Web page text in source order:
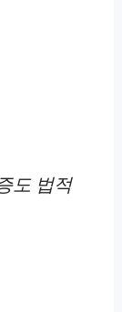
도 법적